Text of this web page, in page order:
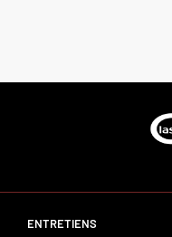
ENTRETIENS